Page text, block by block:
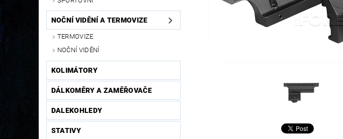
NOČNÍ VIDĚNÍ A TERMOVIZE
TERMOVIZE
NOČNÍ VIDĚNÍ
KOLIMÁTORY
DÁLKOMĚRY A ZAMĚŘOVAČE
DALEKOHLEDY
STATIVY